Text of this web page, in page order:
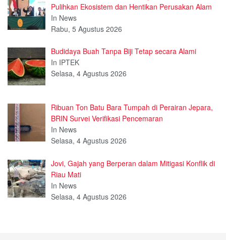
Pulihkan Ekosistem dan Hentikan Perusakan Alam
In News
Rabu, 5 Agustus 2026
Budidaya Buah Tanpa Biji Tetap secara Alami
In IPTEK
Selasa, 4 Agustus 2026
Ribuan Ton Batu Bara Tumpah di Perairan Jepara,
BRIN Survei Verifikasi Pencemaran
In News
Selasa, 4 Agustus 2026
Jovi, Gajah yang Berperan dalam Mitigasi Konflik di
Riau Mati
In News
Selasa, 4 Agustus 2026